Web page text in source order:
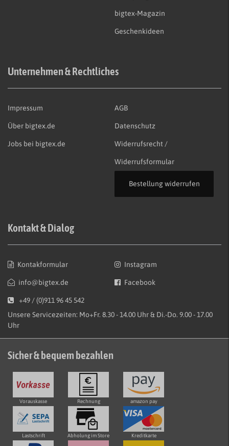
bigtex-Magazin
Geschenkideen
Unternehmen & Rechtliches
Impressum
Über bigtex.de
Jobs bei bigtex.de
AGB
Datenschutz
Widerrufsrecht /
Widerrufsformular
Bestellung widerrufen
Kontakt & Dialog
Kontakformular
info@bigtex.de
Instagram
Facebook
+49 / (0)911 96 45 542
Unsere Servicezeiten: Mo+Fr. 8.30 - 14.00 Uhr & Di.-Do. 9.00 - 17.00
Uhr
Sicher & bequem bezahlen
Vorauskasse Rechnung amazon pay
Lastschrift Abholung im Store Kreditkarte